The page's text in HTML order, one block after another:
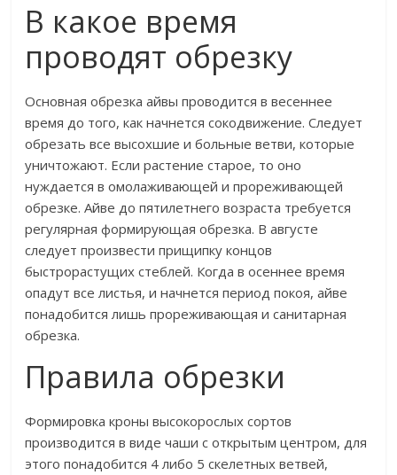
В какое время
проводят обрезку
Основная обрезка айвы проводится в весеннее
время до того, как начнется сокодвижение. Следует
обрезать все высохшие и больные ветви, которые
уничтожают. Если растение старое, то оно
нуждается в омолаживающей и прореживающей
обрезке. Айве до пятилетнего возраста требуется
регулярная формирующая обрезка. В августе
следует произвести прищипку концов
быстрорастущих стеблей. Когда в осеннее время
опадут все листья, и начнется период покоя, айве
понадобится лишь прореживающая и санитарная
обрезка.
Правила обрезки
Формировка кроны высокорослых сортов
производится в виде чаши с открытым центром, для
этого понадобится 4 либо 5 скелетных ветвей,